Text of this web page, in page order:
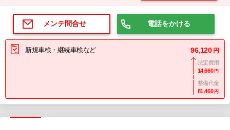
メンテ問合せ 電話をかける
新規車検・継続車検など 96,120 円
法定費用
14,660 円
整備代金
81,460 円